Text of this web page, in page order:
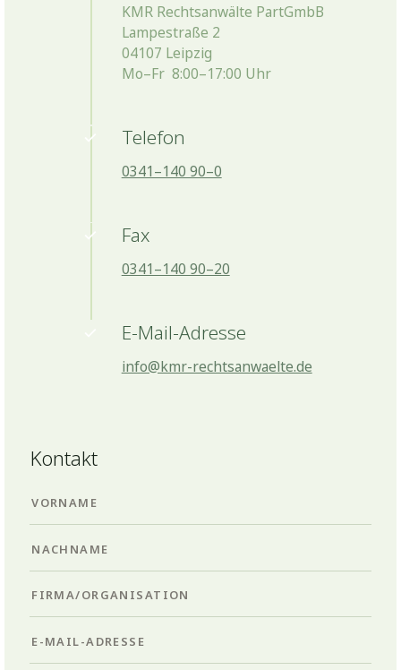
Kontakt
KMR Rechtsanwälte PartGmbB
Lampestraße 2
04107 Leipzig
Mo–Fr 8:00–17:00 Uhr
Telefon
0341–140 90–0
Fax
0341–140 90–20
E-Mail-Adresse
info@kmr-rechtsanwaelte.de